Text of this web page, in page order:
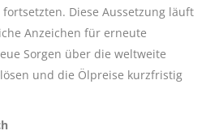
Diese Aussetzung läuft
Anzeichen für erneute
Sorgen über die weltweite
und die Ölpreise kurzfristig